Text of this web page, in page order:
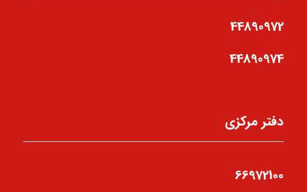
44890972
44890974
دفتر مرکزی
66972100